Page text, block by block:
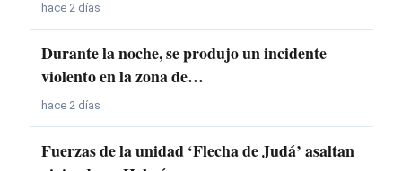
hace 2 días
Durante la noche, se produjo un incidente
violento en la zona de…
hace 2 días
Fuerzas de la unidad ‘Flecha de Judá’ asaltan